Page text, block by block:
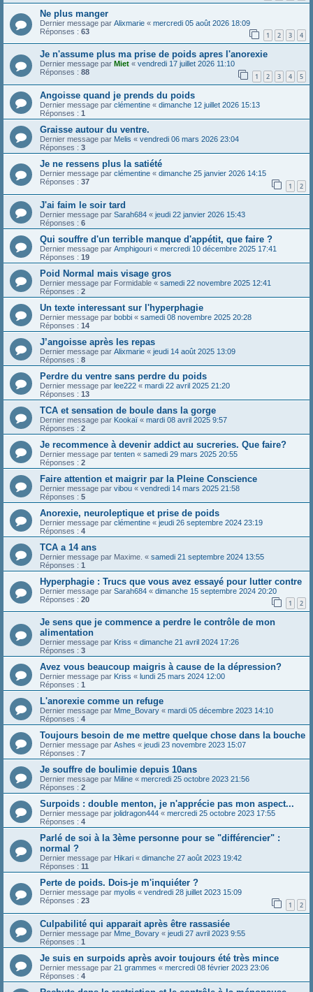
Ne plus manger
Dernier message par Alixmarie « mercredi 05 août 2026 18:09
Réponses : 63 1 2 3 4
Je n'assume plus ma prise de poids apres l'anorexie
Dernier message par Miet « vendredi 17 juillet 2026 11:10
Réponses : 88 1 2 3 4 5
Angoisse quand je prends du poids
Dernier message par clémentine « dimanche 12 juillet 2026 15:13
Réponses : 1
Graisse autour du ventre.
Dernier message par Melis « vendredi 06 mars 2026 23:04
Réponses : 3
Je ne ressens plus la satiété
Dernier message par clémentine « dimanche 25 janvier 2026 14:15
Réponses : 37 1 2
J'ai faim le soir tard
Dernier message par Sarah684 « jeudi 22 janvier 2026 15:43
Réponses : 6
Qui souffre d'un terrible manque d'appétit, que faire ?
Dernier message par Amphigouri « mercredi 10 décembre 2025 17:41
Réponses : 19
Poid Normal mais visage gros
Dernier message par Formidable « samedi 22 novembre 2025 12:41
Réponses : 2
Un texte interessant sur l'hyperphagie
Dernier message par bobbi « samedi 08 novembre 2025 20:28
Réponses : 14
J’angoisse après les repas
Dernier message par Alixmarie « jeudi 14 août 2025 13:09
Réponses : 8
Perdre du ventre sans perdre du poids
Dernier message par lee222 « mardi 22 avril 2025 21:20
Réponses : 13
TCA et sensation de boule dans la gorge
Dernier message par Kookaï « mardi 08 avril 2025 9:57
Réponses : 2
Je recommence à devenir addict au sucreries. Que faire?
Dernier message par tenten « samedi 29 mars 2025 20:55
Réponses : 2
Faire attention et maigrir par la Pleine Conscience
Dernier message par vibou « vendredi 14 mars 2025 21:58
Réponses : 5
Anorexie, neuroleptique et prise de poids
Dernier message par clémentine « jeudi 26 septembre 2024 23:19
Réponses : 4
TCA a 14 ans
Dernier message par Maxime. « samedi 21 septembre 2024 13:55
Réponses : 1
Hyperphagie : Trucs que vous avez essayé pour lutter contre
Dernier message par Sarah684 « dimanche 15 septembre 2024 20:20
Réponses : 20 1 2
Je sens que je commence a perdre le contrôle de mon
alimentation
Dernier message par Kriss « dimanche 21 avril 2024 17:26
Réponses : 3
Avez vous beaucoup maigris à cause de la dépression?
Dernier message par Kriss « lundi 25 mars 2024 12:00
Réponses : 1
L'anorexie comme un refuge
Dernier message par Mme_Bovary « mardi 05 décembre 2023 14:10
Réponses : 4
Toujours besoin de me mettre quelque chose dans la bouche
Dernier message par Ashes « jeudi 23 novembre 2023 15:07
Réponses : 7
Je souffre de boulimie depuis 10ans
Dernier message par Miline « mercredi 25 octobre 2023 21:56
Réponses : 2
Surpoids : double menton, je n'apprécie pas mon aspect...
Dernier message par jolidragon444 « mercredi 25 octobre 2023 17:55
Réponses : 4
Parlé de soi à la 3ème personne pour se "différencier" :
normal ?
Dernier message par Hikari « dimanche 27 août 2023 19:42
Réponses : 11
Perte de poids. Dois-je m'inquiéter ?
Dernier message par myolis « vendredi 28 juillet 2023 15:09
Réponses : 23 1 2
Culpabilité qui apparait après être rassasiée
Dernier message par Mme_Bovary « jeudi 27 avril 2023 9:55
Réponses : 1
Je suis en surpoids après avoir toujours été très mince
Dernier message par 21 grammes « mercredi 08 février 2023 23:06
Réponses : 4